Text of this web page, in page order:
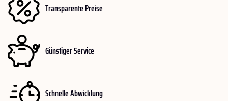
Transparente Preise
Günstiger Service
Schnelle Abwicklung